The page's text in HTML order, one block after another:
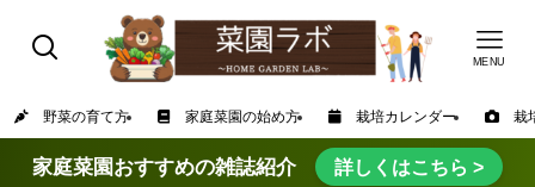
MENU
野菜の育て方 家庭菜園の始め方 栽培カレンダー 栽
家庭菜園おすすめの雑誌紹介 詳しくはこちら >